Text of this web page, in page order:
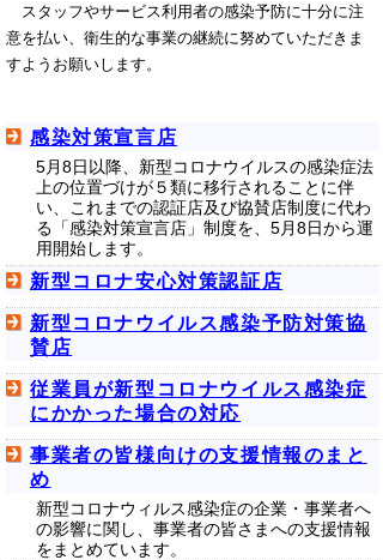
スタッフやサービス利用者の感染予防に十分に注
意を払い、衛生的な事業の継続に努めていただきま
すようお願いします。
感染対策宣言店
5月8日以降、新型コロナウイルスの感染症法
上の位置づけが５類に移行されることに伴
い、これまでの認証店及び協賛店制度に代わ
る「感染対策宣言店」制度を、5月8日から運
用開始します。
新型コロナ安心対策認証店
新型コロナウイルス感染予防対策協
賛店
従業員が新型コロナウイルス感染症
にかかった場合の対応
事業者の皆様向けの支援情報のまと
め
新型コロナウィルス感染症の企業・事業者へ
の影響に関し、事業者の皆さまへの支援情報
をまとめています。